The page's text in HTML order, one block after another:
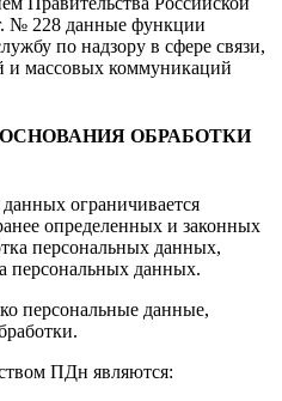
№ 228 данные функции
по надзору в сфере связи,
и массовых коммуникаций
ОБРАБОТКИ
ограничивается
определенных и законных
персональных данных,
персональных данных.
персональные данные,
ПДн являются: